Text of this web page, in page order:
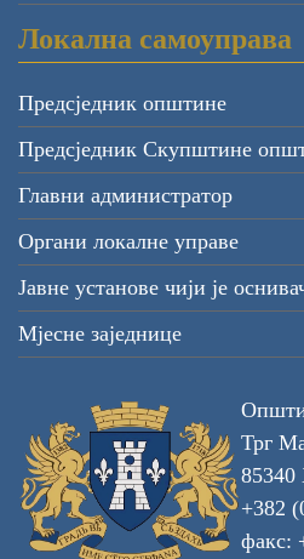
Локална самоуправа
Предсједник општине
Предсједник Скупштине
Главни администратор
Органи локалне управе
Јавне установе чији је
Мјесне заједнице
Трг
85340
+382
факс: